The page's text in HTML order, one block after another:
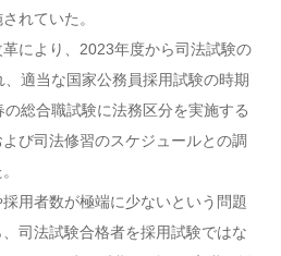
れていた。
革により、2023年度から司法試験の
適当な国家公務員採用試験の時期
総合職試験に法務区分を実施する
び司法修習のスケジュールとの調
用者数が極端に少ないという問題
司法試験合格者を採用試験ではな